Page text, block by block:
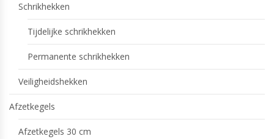
Schrikhekken
Tijdelijke schrikhekken
Permanente schrikhekken
Veiligheidshekken
Afzetkegels
Afzetkegels 30 cm